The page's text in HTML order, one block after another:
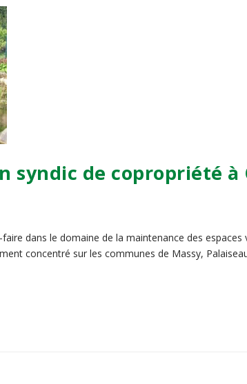
syndic de copropriété à
dans le domaine de la maintenance des
concentré sur les communes de Massy,